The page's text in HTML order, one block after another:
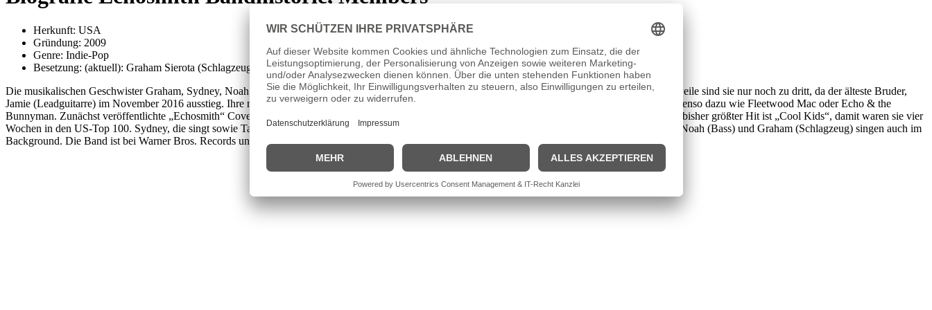
Herkunft: USA
Gründung: 2009
Genre: Indie-Pop
Besetzung: (aktuell): Graham Sierota (Schlagzeug), Sydney Sierota (Gesang, Keyboard), Noah Sierota (Bass, Gesang)
Die musikalischen Geschwister Graham, Sydney, Noah und Jamie Sierota aus Kalifornien gründeten 2009 die Band „Echosmith“ in Toluca Lake. Mittlerweile sind sie nur noch zu dritt, da der älteste Bruder,
Jamie (Leadguitarre) im November 2016 ausstieg. Ihre musikalischen Vorbilder sind breitgefächert: So zählen die britischen Bands Coldplay, The Smith ebenso dazu wie Fleetwood Mac oder Echo & the
Bunnyman. Zunächst veröffentlichte „Echosmith“ Coverversionen wie „Set Fire to the Rain“ von Adele, ehe sie eigene Songs auf den Markt brachten. Ihr bisher größter Hit ist „Cool Kids“, damit waren sie vier
Wochen in den US-Top 100. Sydney, die singt sowie Tamburin und Keyboard spielt, hat einen Werbedeal mit Modemarke „Hollister“. Die beiden Brüder Noah (Bass) und Graham (Schlagzeug) singen auch im
Background. Die Band ist bei Warner Bros. Records unter Vertrag.